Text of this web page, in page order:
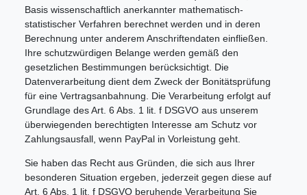
Basis wissenschaftlich anerkannter mathematisch-
statistischer Verfahren berechnet werden und in deren
Berechnung unter anderem Anschriftendaten einfließen.
Ihre schutzwürdigen Belange werden gemäß den
gesetzlichen Bestimmungen berücksichtigt. Die
Datenverarbeitung dient dem Zweck der Bonitätsprüfung
für eine Vertragsanbahnung. Die Verarbeitung erfolgt auf
Grundlage des Art. 6 Abs. 1 lit. f DSGVO aus unserem
überwiegenden berechtigten Interesse am Schutz vor
Zahlungsausfall, wenn PayPal in Vorleistung geht.
Sie haben das Recht aus Gründen, die sich aus Ihrer
besonderen Situation ergeben, jederzeit gegen diese auf
Art. 6 Abs. 1 lit. f DSGVO beruhende Verarbeitung Sie